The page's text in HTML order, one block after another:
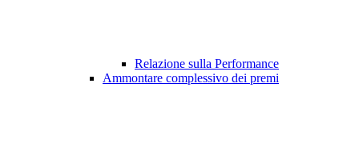
Relazione sulla Performance
Ammontare complessivo dei premi